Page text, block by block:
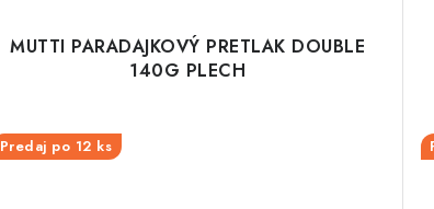
MUTTI PARADAJKOVÝ PRETLAK DOUBLE
140G PLECH
Predaj po 12 ks